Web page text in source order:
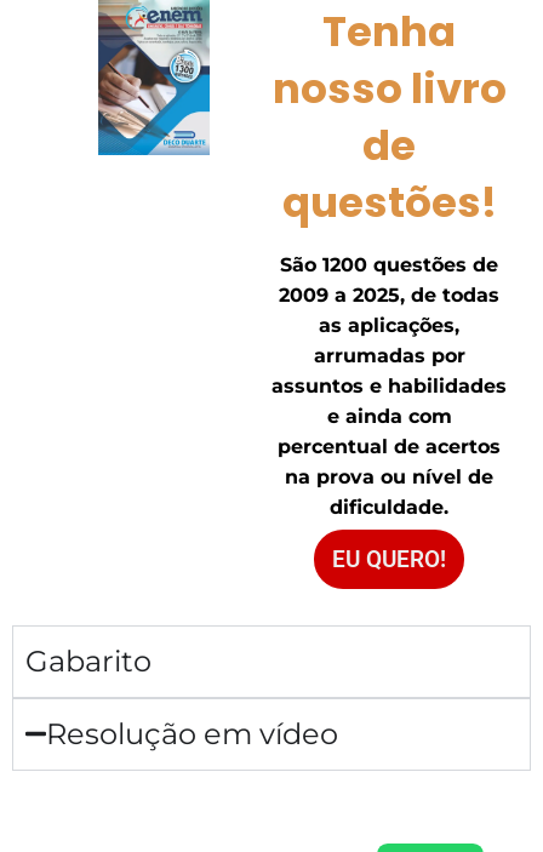
Tenha
nosso livro
de
questões!
São 1200 questões de
2009 a 2025, de todas
as aplicações,
arrumadas por
assuntos e habilidades
e ainda com
percentual de acertos
na prova ou nível de
dificuldade.
EU QUERO!
Gabarito
Resolução em vídeo